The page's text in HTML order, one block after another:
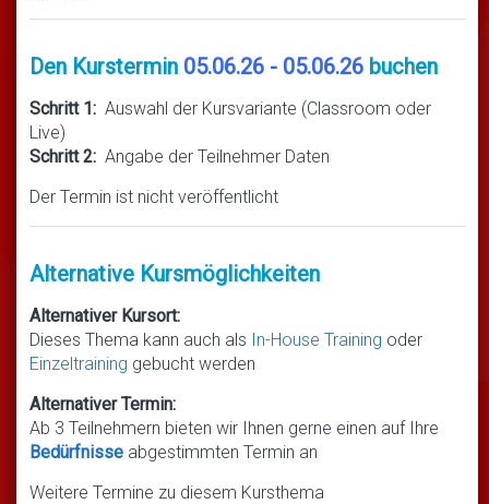
Den Kurstermin 05.06.26 - 05.06.26 buchen
Schritt 1: Auswahl der Kursvariante (Classroom oder
Live)
Schritt 2: Angabe der Teilnehmer Daten
Der Termin ist nicht veröffentlicht
Alternative Kursmöglichkeiten
Alternativer Kursort:
Dieses Thema kann auch als In-House Training oder
Einzeltraining gebucht werden
Alternativer Termin:
Ab 3 Teilnehmern bieten wir Ihnen gerne einen auf Ihre
Bedürfnisse abgestimmten Termin an
Weitere Termine zu diesem Kursthema